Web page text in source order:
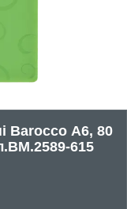
Barocco А6, 80
615